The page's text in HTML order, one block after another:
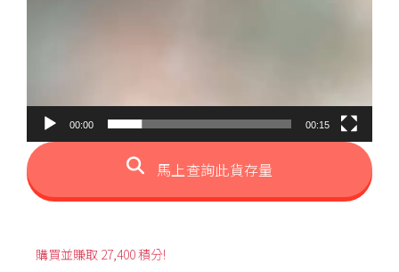
00:00 00:15
馬上查詢此貨存量
購買並賺取 27,400 積分!